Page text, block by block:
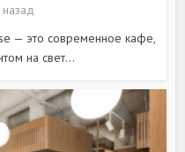
— это современное кафе,
на свет...